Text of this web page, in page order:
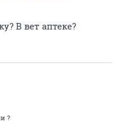
В вет аптеке?
?